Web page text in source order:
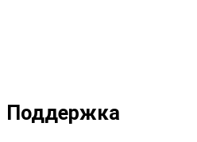
Поддержка